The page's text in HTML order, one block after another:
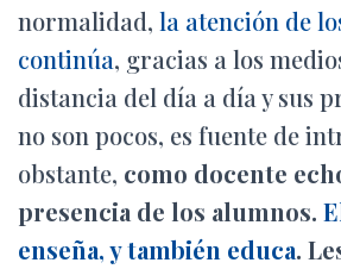
normalidad, la atención de
continúa, gracias a los
distancia del día a día y sus
no son pocos, es fuente de
obstante, como docente
presencia de los alumnos.
enseña, y también educa.